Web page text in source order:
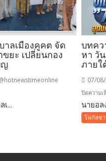
าลเมืองคูคต จัด
ยะ เปลี่ยนกอง
ญ
...
บทคว
หา วั
ภายใ
07/
ปิดความเ
นายอล
โฟกัสข่า